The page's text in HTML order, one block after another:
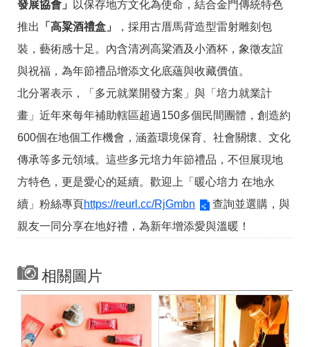
發展協會」 以保存地方文化為使命，結合金門傳統特色
推出
「高粱酒禮盒」
，採用古厝馬背造型雷射雕刻包
裝，藝術感十足。內含清冽高粱酒及小酒杯，象徵友誼
與祝福，為年節禮品增添文化底蘊與收藏價值。
北分署表示，「多元就業開發方案」與「培力就業計
畫」近年來每年補助轄區超過150多個民間團體，創造約
600個在地個工作機會，涵蓋環境保育、社會關懷、文化
傳承等多元領域。這些多元培力年節禮品，不但展現地
方特色，更是愛心的延續。歡迎上「暖心培力 在地永
續」粉絲專頁https://reurl.cc/RjGmbn
查詢並選購，與
親友一同分享在地好禮，為新年增添愛與溫暖！
相關圖片